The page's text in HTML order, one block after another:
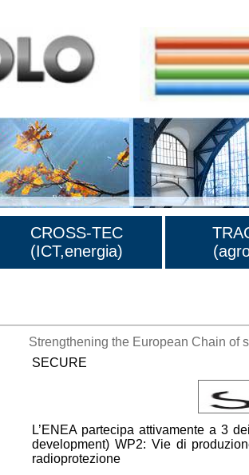
CROSS-TEC
(ICT,energia)
Strengthening the European Chain of
SECURE
L’ENEA partecipa attivamente a 3
development) WP2: Vie di
radioprotezione